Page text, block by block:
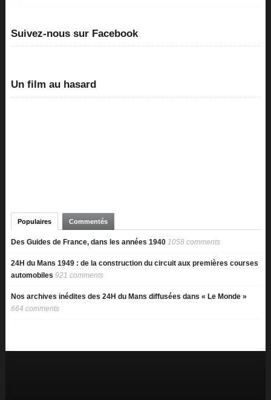
Suivez-nous sur Facebook
Un film au hasard
Populaires Commentés
Des Guides de France, dans les années 1940 1058 comments
24H du Mans 1949 : de la construction du circuit aux premières courses
automobiles 921 comments
Nos archives inédites des 24H du Mans diffusées dans « Le Monde »
664 comments